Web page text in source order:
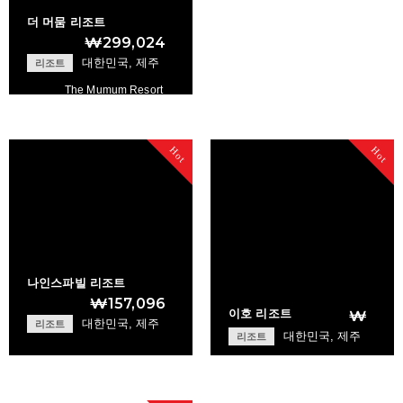
더 머뭄 리조트
₩299,024
리조트 대한민국, 제주
The Mumum Resort
+
Hot
나인스파빌 리조트
₩157,096
리조트 대한민국, 제주
Hot
이호 리조트 ₩
리조트 대한민국, 제주